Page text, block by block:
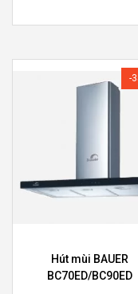
-
Hút mùi BAUER
BC70ED/BC90ED